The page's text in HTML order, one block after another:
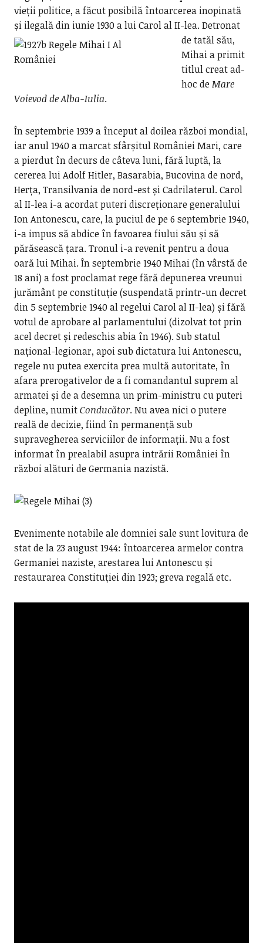
vieții politice, a făcut posibilă întoarcerea inopinată
și ilegală din iunie 1930 a lui Carol al II-lea.Detronat
de tatăl său,
Mihai a primit
titlul creat ad-
hoc deMare
Voievod deAlba-Iulia.
În septembrie 1939 a început al doilea război mondial,
iar anul 1940 a marcat sfârșitul României Mari, care
a pierdut în decurs de câteva luni, fără luptă, la
cererea lui Adolf Hitler, Basarabia, Bucovina de nord,
Herța, Transilvania de nord-est și Cadrilaterul. Carol
al II-lea i-a acordat puteri discreționare generalului
Ion Antonescu, care, la puciul de pe 6 septembrie 1940,
i-a impus să abdice în favoarea fiului său și să
părăsească țara. Tronul i-a revenit pentru a doua
oară lui Mihai. În septembrie 1940 Mihai (în vârstă de
18 ani) a fost proclamat rege fără depunerea vreunui
jurământ pe constituție (suspendată printr-un decret
din 5 septembrie 1940 al regelui Carol al II-lea) și fără
votul de aprobare al parlamentului (dizolvat tot prin
acel decret și redeschis abia în 1946). Sub statul
național-legionar, apoi sub dictatura lui Antonescu,
regele nu putea exercita prea multă autoritate, în
afara prerogativelor de a fi comandantul suprem al
armatei și de a desemna un prim-ministru cu puteri
depline, numitConducător. Nu avea nici o putere
reală de decizie, fiind în permanență sub
supravegherea serviciilor de informații. Nu a fost
informat în prealabil asupra intrării României în
război alături de Germania nazistă.
Evenimente notabile ale domniei sale sunt lovitura de
stat de la 23 august 1944: întoarcerea armelor contra
Germaniei naziste, arestarea lui Antonescu și
restaurarea Constituției din 1923; greva regală etc.